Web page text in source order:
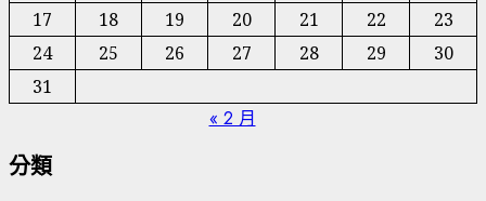
17
18 19 20 21 22
23
24
25 26 27 28 29
30
31
« 2 月
分類